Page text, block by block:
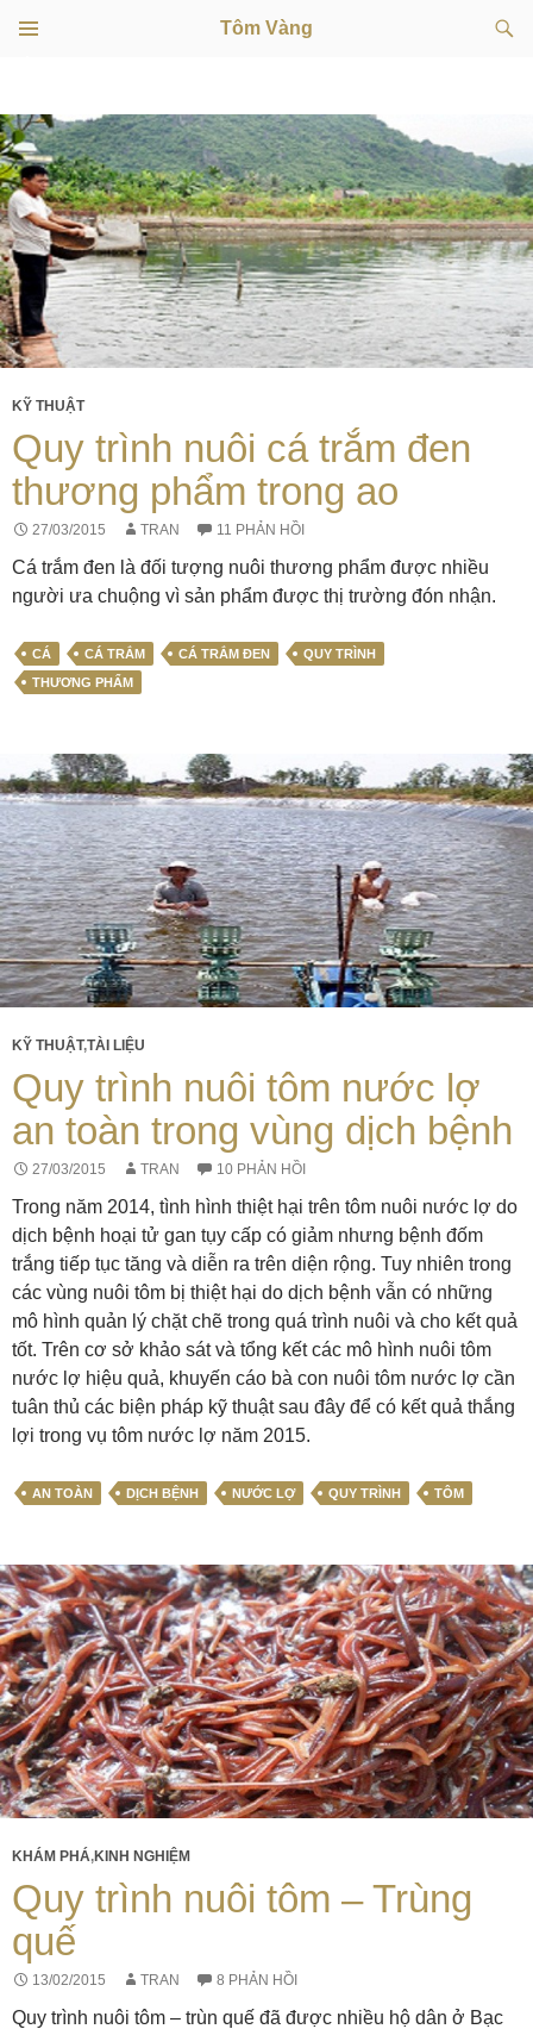
Tôm Vàng
kiếm
NỘI
DUNG
KỸ THUẬT
Quy trình nuôi cá trắm đen
thương phẩm trong ao
27/03/2015 TRAN 11 PHẢN HỒI
Cá trắm đen là đối tượng nuôi thương phẩm được nhiều
người ưa chuộng vì sản phẩm được thị trường đón nhận.
CÁ CÁ TRẮM CÁ TRẮM ĐEN
QUY TRÌNH
THƯƠNG PHẨM
KỸ THUẬT,TÀI LIỆU
Quy trình nuôi tôm nước lợ
an toàn trong vùng dịch bệnh
27/03/2015 TRAN 10 PHẢN HỒI
Trong năm 2014, tình hình thiệt hại trên tôm nuôi nước lợ do
dịch bệnh hoại tử gan tụy cấp có giảm nhưng bệnh đốm
trắng tiếp tục tăng và diễn ra trên diện rộng. Tuy nhiên trong
các vùng nuôi tôm bị thiệt hại do dịch bệnh vẫn có những
mô hình quản lý chặt chẽ trong quá trình nuôi và cho kết quả
tốt. Trên cơ sở khảo sát và tổng kết các mô hình nuôi tôm
nước lợ hiệu quả, khuyến cáo bà con nuôi tôm nước lợ cần
tuân thủ các biện pháp kỹ thuật sau đây để có kết quả thắng
lợi trong vụ tôm nước lợ năm 2015.
AN TOÀN DỊCH BỆNH NƯỚC LỢ QUY TRÌNH TÔM
KHÁM PHÁ,KINH NGHIỆM
Quy trình nuôi tôm – Trùng
quế
13/02/2015 TRAN 8 PHẢN HỒI
Quy trình nuôi tôm – trùn quế đã được nhiều hộ dân ở Bạc